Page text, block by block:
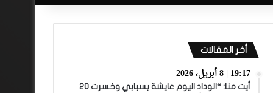
أخر المقالات
19:17 | 8 أبريل، 2026
أيت منا: “الوداد اليوم عايشة بسبابي وخسرت 20